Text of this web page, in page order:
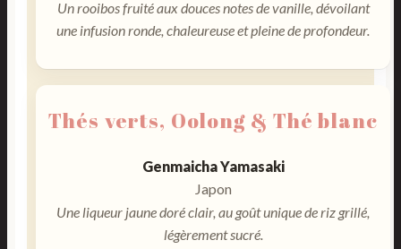
Un rooibos fruité aux douces notes de vanille, dévoilant
une infusion ronde, chaleureuse et pleine de profondeur.
Thés verts, Oolong & Thé blanc
Genmaicha Yamasaki
Japon
Une liqueur jaune doré clair, au goût unique de riz grillé,
légèrement sucré.